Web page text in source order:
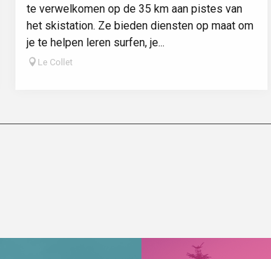
te verwelkomen op de 35 km aan pistes van
het skistation. Ze bieden diensten op maat om
je te helpen leren surfen, je...
Le Collet